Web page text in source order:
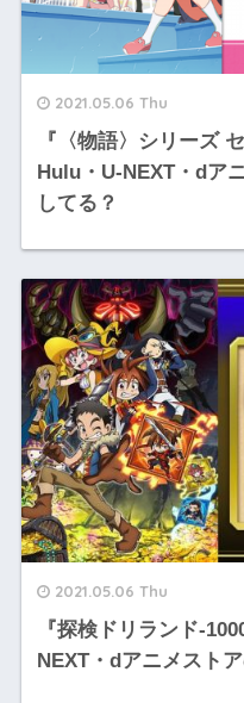
2021.05.06 Thu
『〈物語〉シリーズ
Hulu・U-NEXT・dア
してる？
2021.05.06 Thu
『探検ドリランド-
NEXT・dアニメスト